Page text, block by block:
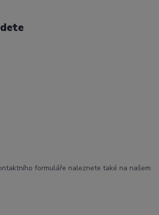
formuláře naleznete také na našem